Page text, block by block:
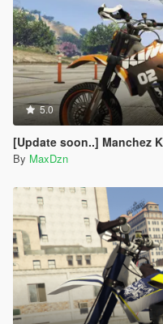
5.0
[Update soon..] Manchez
By MaxDzn